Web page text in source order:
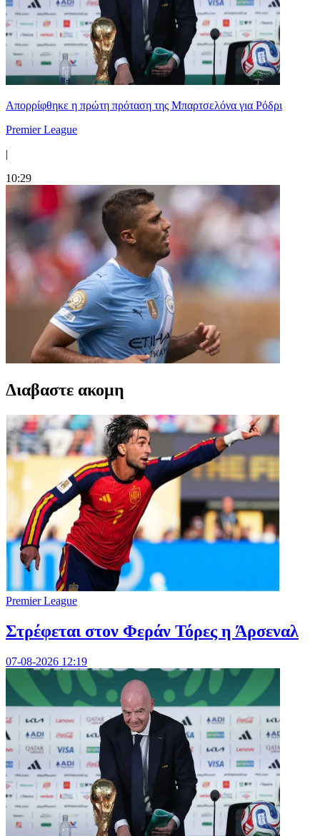
Απορρίφθηκε η πρώτη πρόταση της Μπαρτσελόνα για Ρόδρι
Premier League
|
10:29
Διαβαστε ακομη
Premier League
Στρέφεται στον Φεράν Τόρες η Άρσεναλ
07-08-2026 12:19